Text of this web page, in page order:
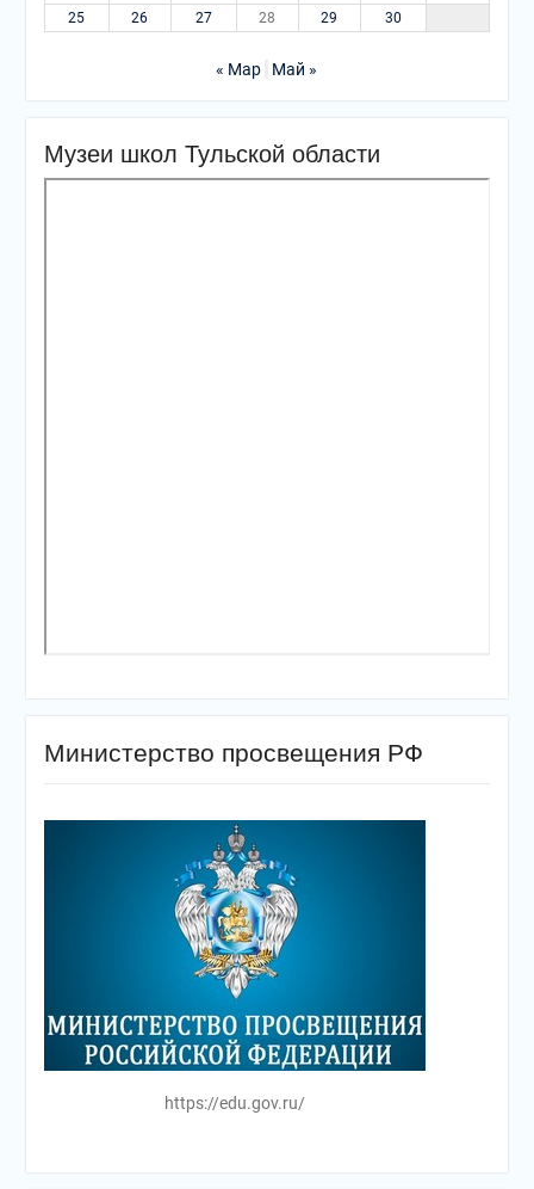
25
26 27 28 29 30
« Мар Май »
Музеи школ Тульской области
Министерство просвещения РФ
https://edu.gov.ru/